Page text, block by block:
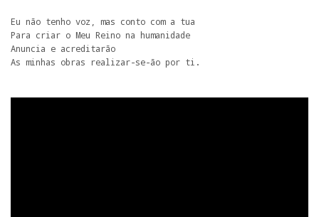
Eu não tenho voz, mas conto com a tua
Para criar o Meu Reino na humanidade
Anuncia e acreditarão
As minhas obras realizar-se-ão por ti.